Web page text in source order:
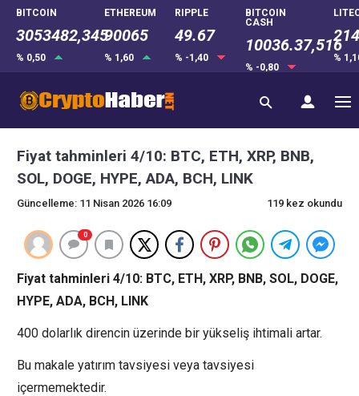
BITCOIN
3053482,345
% 0,50
ETHEREUM
90065
% 1,60
RIPPLE
49.67
% -1,40
BITCOIN
CASH
10036.37,516
% -0,80
%
Fiyat tahminleri 4/10: BTC, ETH, XRP, BNB,
SOL, DOGE, HYPE, ADA, BCH, LINK
Güncelleme: 11 Nisan 2026 16:09 119 kez okundu
0
Fiyat tahminleri 4/10: BTC, ETH, XRP, BNB, SOL, DOGE,
HYPE, ADA, BCH, LINK
400 dolarlık direncin üzerinde bir yükseliş ihtimali artar.
Bu makale yatırım tavsiyesi veya tavsiyesi
içermemektedir.